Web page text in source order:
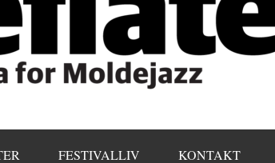
FESTIVALLIV KONTAKT